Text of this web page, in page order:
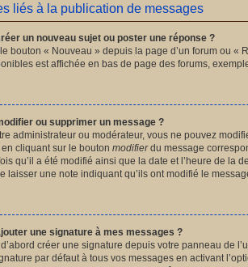
liés à la publication de messages
un nouveau sujet ou poster une réponse ?
bouton « Nouveau » depuis la page d’un forum ou «
est affichée en bas de page des forums,
ou supprimer un message ?
administrateur ou modérateur, vous ne pouvez
cliquant sur le bouton modifierdu message
qu’il a été modifié ainsi que la date et l’heure de la
laisser une note indiquant qu’ils ont modifié le
une signature à mes messages ?
créer une signature depuis votre panneau de
par défaut à tous vos messages en activant